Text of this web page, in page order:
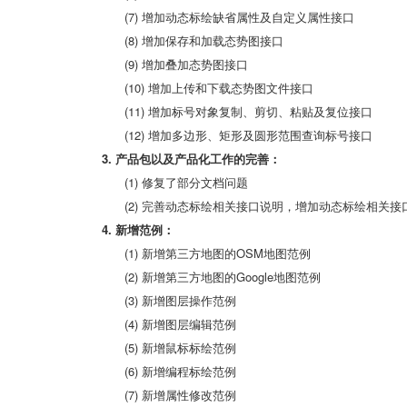
(7) 增加动态标绘缺省属性及自定义属性接口
(8) 增加保存和加载态势图接口
(9) 增加叠加态势图接口
(10) 增加上传和下载态势图文件接口
(11) 增加标号对象复制、剪切、粘贴及复位接口
(12) 增加多边形、矩形及圆形范围查询标号接口
3. 产品包以及产品化工作的完善：
(1) 修复了部分文档问题
(2) 完善动态标绘相关接口说明，增加动态标绘相关接
4. 新增范例：
(1) 新增第三方地图的OSM地图范例
(2) 新增第三方地图的Google地图范例
(3) 新增图层操作范例
(4) 新增图层编辑范例
(5) 新增鼠标标绘范例
(6) 新增编程标绘范例
(7) 新增属性修改范例